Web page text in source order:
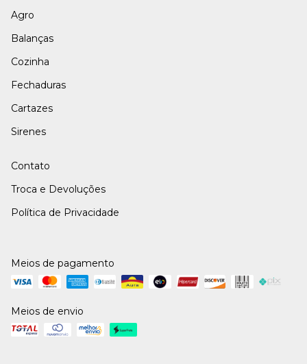
Agro
Balanças
Cozinha
Fechaduras
Cartazes
Sirenes
Contato
Troca e Devoluções
Política de Privacidade
Meios de pagamento
Meios de envio